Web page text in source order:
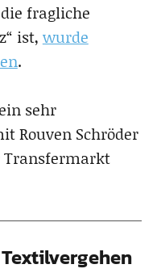
fragliche
ist, wurde
.
sehr
Rouven Schröder
Transfermarkt